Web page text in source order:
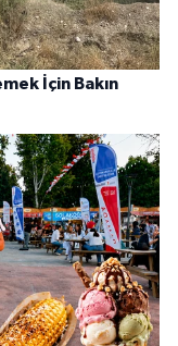
İçin Bakın